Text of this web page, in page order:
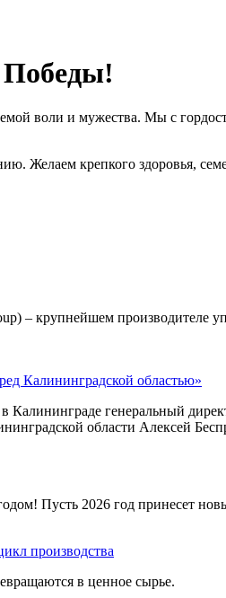
Победы!
воли и мужества. Мы с
Желаем крепкого здоровья,
– крупнейшем производителе
Калининградской областью»
генеральный
области Алексей
Пусть 2026 год принесет
производства
в ценное сырье.